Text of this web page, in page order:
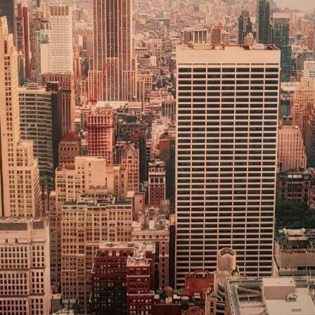
Premium
56.6734.00€/m²
Vinil Premium
65.0039.00€/m²
Peel and Stick
81.6749.00€/m²